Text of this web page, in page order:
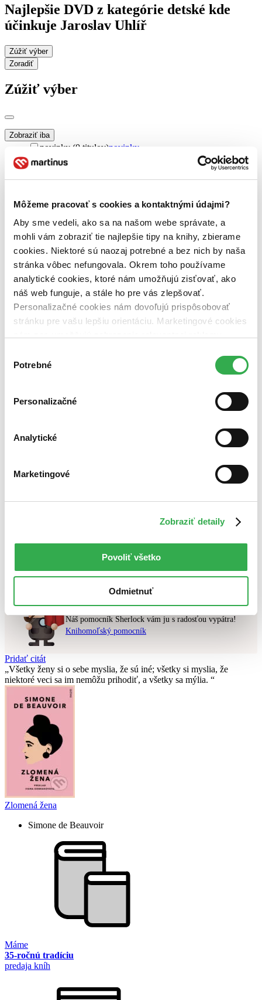
Môžeme pracovať s cookies a kontaktnými údajmi?
Aby sme vedeli, ako sa na našom webe správate, a
mohli vám zobraziť tie najlepšie tipy na knihy, zbierame
cookies. Niektoré sú naozaj potrebné a bez nich by naša
stránka vôbec nefungovala. Okrem toho používame
analytické cookies, ktoré nám umožňujú zisťovať, ako
náš web funguje, a stále ho pre vás zlepšovať.
Personalizačné cookies nám dovoľujú prispôsobovať
stránku pre vašu lepšiu orientáciu. Marketingové cookies
nám pomohlo, keby sme mohli používať všetky tieto
súhlasu
Potrebné
Personalizačné
Analytické
Marketingové
Zobraziť detaily
Povoliť všetko
Odmietnuť
Najlepšie DVD z kategórie detské kde
účinkuje Jaroslav Uhlíř
Zúžiť výber
Zoradiť
Zúžiť výber
Zobraziť iba
novinky (0 titulov)novinky
zľavnené tituly (0 titulov)
Dostupnosť
predpredaj (0 titulov)predpredaj
dostupná (bez vypredaných) (0 titulov)dostupná (bez
vypredaných)
nová
čítaná (0 titulov)čítaná
čítaná - výborný stav (0 titulov)čítaná - výborný stav
čítaná - mierne opotrebovaná (0 titulov)čítaná - mierne
opotrebovaná
čítané verzie vypredaných kníh (0 titulov) čítané verzie
vypredaných kníh
Zúžiť výber
Bestsellery
Najdrahšie
dostupnéÚčinkuje Jaroslav Uhlíř
vyhovujúci zadaným podmienkam.
Chcete poradiť knihu?
Náš pomocník Sherlock vám ju s radosťou vypátra!
Knihomoľský pomocník
Pridať citát
Všetky ženy si o sebe myslia, že sú iné; všetky si myslia, že
niektoré veci sa im nemôžu prihodiť, a všetky sa mýlia.
Zlomená žena
Simone de Beauvoir
Máme
35-ročnú tradíciu
predaja kníh